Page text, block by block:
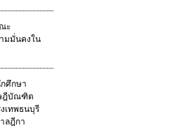
ะ
มมั่นคงใน
ศึกษา
ฎีบัณฑิต
เทพธนบุรี
ลฎีกา